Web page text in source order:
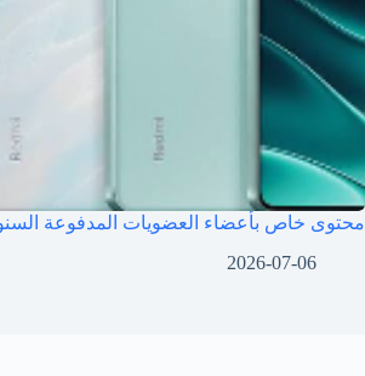
محتوى خاص بأعضاء العضويات المدفوعة
2026-07-06